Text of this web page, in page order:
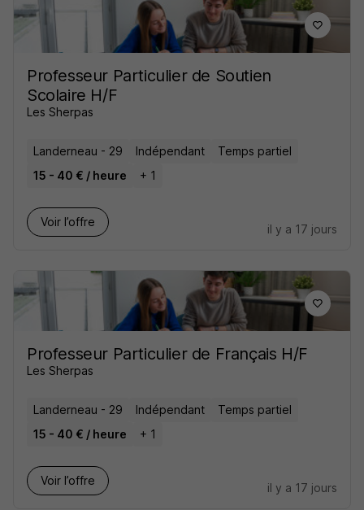
Professeur Particulier de Soutien
Scolaire H/F
Les Sherpas
Landerneau - 29 Indépendant
Temps partiel
15 - 40 € / heure
+ 1
Voir l’offre
il y a 17 jours
Professeur Particulier de Français H/F
Les Sherpas
Landerneau - 29 Indépendant
Temps partiel
15 - 40 € / heure
+ 1
Voir l’offre
il y a 17 jours